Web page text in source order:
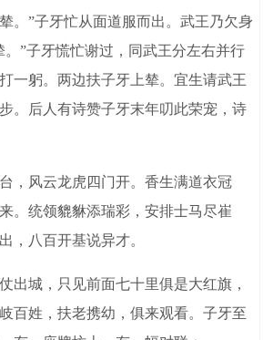
。”子牙忙从面道服而出。武王乃欠身
。”子牙慌忙谢过，同武王分左右并行
一躬。两边扶子牙上辇。宜生请武王
。后人有诗赞子牙末年叨此荣宠，诗
风云龙虎四门开。香生满道衣冠
。统领貔貅添瑞彩，安排士马尽崔
，八百开基说异才。
城，只见前面七十里俱是大红旗，
百姓，扶老携幼，俱来观看。子牙至